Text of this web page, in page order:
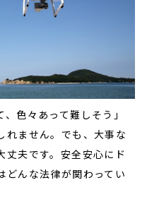
、色々あって難しそう」
ません。 でも、大事な
夫です。 安全安心にド
どんな法律が関わってい